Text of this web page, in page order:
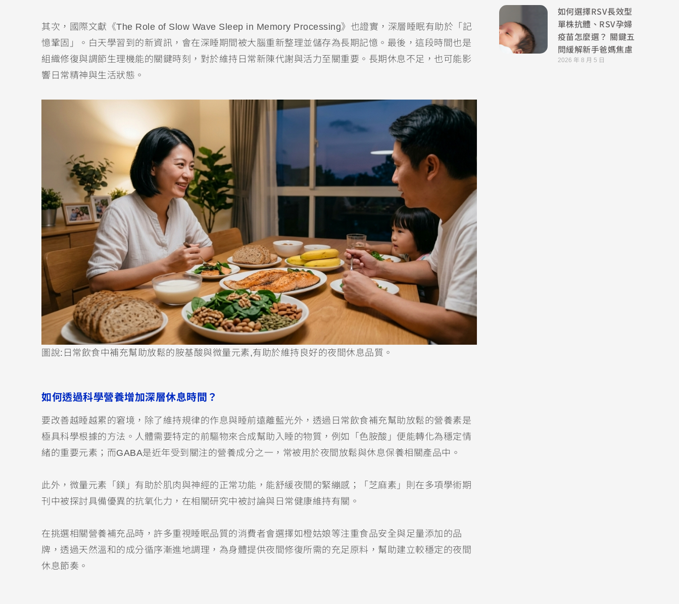
其次，國際文獻《The Role of Slow Wave Sleep in Memory Processing》也證實，深層睡眠有助於「記
憶鞏固」。白天學習到的新資訊，會在深睡期間被大腦重新整理並儲存為長期記憶。最後，這段時間也是
組織修復與調節生理機能的關鍵時刻，對於維持日常新陳代謝與活力至關重要。長期休息不足，也可能影
響日常精神與生活狀態。
圖說:日常飲食中補充幫助放鬆的胺基酸與微量元素,有助於維持良好的夜間休息品質。
如何透過科學營養增加深層休息時間？
要改善越睡越累的窘境，除了維持規律的作息與睡前遠離藍光外，透過日常飲食補充幫助放鬆的營養素是
極具科學根據的方法。人體需要特定的前驅物來合成幫助入睡的物質，例如「色胺酸」便能轉化為穩定情
緒的重要元素；而GABA是近年受到關注的營養成分之一，常被用於夜間放鬆與休息保養相關產品中。
此外，微量元素「鎂」有助於肌肉與神經的正常功能，能舒緩夜間的緊繃感；「芝麻素」則在多項學術期
刊中被探討具備優異的抗氧化力，在相關研究中被討論與日常健康維持有關。
在挑選相關營養補充品時，許多重視睡眠品質的消費者會選擇如橙姑娘等注重食品安全與足量添加的品
牌，透過天然溫和的成分循序漸進地調理，為身體提供夜間修復所需的充足原料，幫助建立較穩定的夜間
休息節奏。
如何選擇RSV長效型
單株抗體、RSV孕婦
疫苗怎麼選？ 關鍵五
問緩解新手爸媽焦慮
2026 年 8 月 5 日